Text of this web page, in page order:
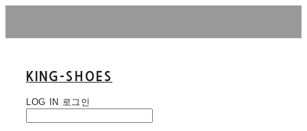
KING-SHOES
LOG IN 로그인